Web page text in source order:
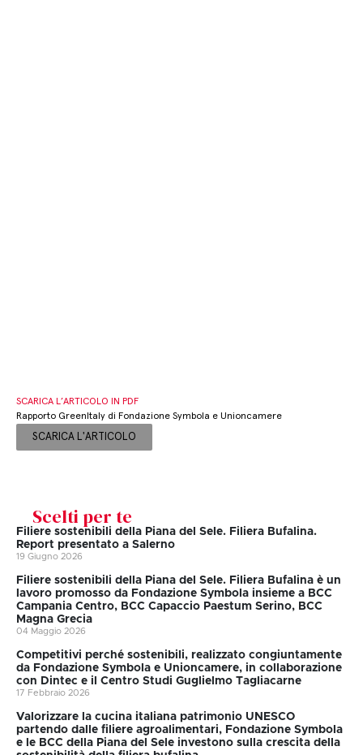
SCARICA L’ARTICOLO IN PDF
Rapporto GreenItaly di Fondazione Symbola e Unioncamere
SCARICA L'ARTICOLO
Scelti per te
Filiere sostenibili della Piana del Sele. Filiera Bufalina.
Report presentato a Salerno
19 Giugno 2026
Filiere sostenibili della Piana del Sele. Filiera Bufalina è un
lavoro promosso da Fondazione Symbola insieme a BCC
Campania Centro, BCC Capaccio Paestum Serino, BCC
Magna Grecia
04 Maggio 2026
Competitivi perché sostenibili, realizzato congiuntamente
da Fondazione Symbola e Unioncamere, in collaborazione
con Dintec e il Centro Studi Guglielmo Tagliacarne
17 Febbraio 2026
Valorizzare la cucina italiana patrimonio UNESCO
partendo dalle filiere agroalimentari, Fondazione Symbola
e le BCC della Piana del Sele investono sulla crescita della